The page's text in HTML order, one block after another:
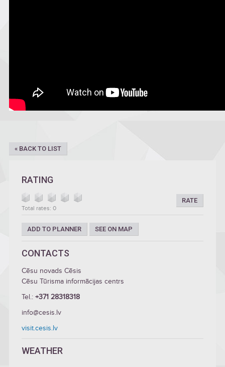
« BACK TO LIST
RATING
RATE
Total rates: 0
ADD TO PLANNER SEE ON MAP
CONTACTS
Cēsu novads Cēsis
Cēsu Tūrisma informācijas centrs
Tel.: +371 28318318
info@cesis.lv
visit.cesis.lv
WEATHER